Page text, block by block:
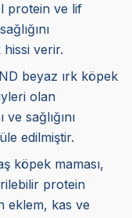
protein ve lif
verir.
beyaz ırk köpek
olan
sağlığını
edilmiştir.
köpek maması,
protein
eklem, kas ve